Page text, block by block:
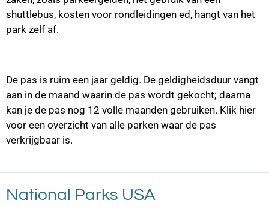
shuttlebus, kosten voor rondleidingen ed, hangt van het
park zelf af.
De pas is ruim een jaar geldig. De geldigheidsduur vangt
aan in de maand waarin de pas wordt gekocht; daarna
kan je de pas nog 12 volle maanden gebruiken. Klik hier
voor een overzicht van alle parken waar de pas
verkrijgbaar is.
National Parks USA